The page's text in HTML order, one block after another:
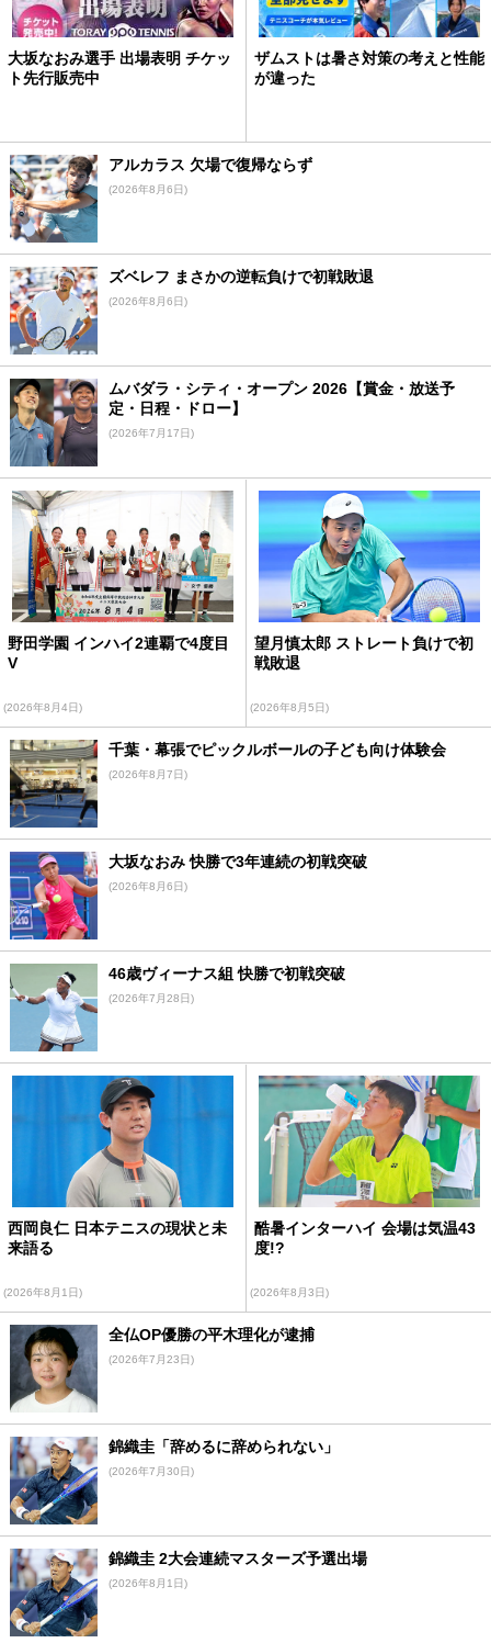
大坂なおみ選手 出場表明 チケッ
ト先行販売中
ザムストは暑さ対策の考えと性能
が違った
アルカラス 欠場で復帰ならず
(2026年8月6日)
ズベレフ まさかの逆転負けで初戦敗退
(2026年8月6日)
ムバダラ・シティ・オープン 2026【賞金・放送予
定・日程・ドロー】
(2026年7月17日)
野田学園 インハイ2連覇で4度目
V
(2026年8月4日)
望月慎太郎 ストレート負けで初
戦敗退
(2026年8月5日)
千葉・幕張でピックルボールの子ども向け体験会
(2026年8月7日)
大坂なおみ 快勝で3年連続の初戦突破
(2026年8月6日)
46歳ヴィーナス組 快勝で初戦突破
(2026年7月28日)
西岡良仁 日本テニスの現状と未
来語る
(2026年8月1日)
酷暑インターハイ 会場は気温43
度!?
(2026年8月3日)
全仏OP優勝の平木理化が逮捕
(2026年7月23日)
錦織圭「辞めるに辞められない」
(2026年7月30日)
錦織圭 2大会連続マスターズ予選出場
(2026年8月1日)